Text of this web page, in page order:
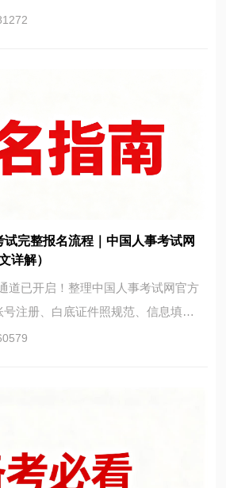
师笔试通关概率。参与可查看全国
完整报名流程｜中国人事考试网
详解）
道已开启！整理中国人事考试网官方
注册、白底证件照规范、信息填
资格核验、网上缴费全图文教程，